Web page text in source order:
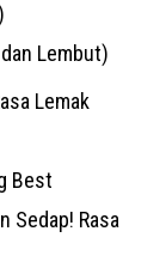
Lembut)
Lemak
Best
Sedap! Rasa